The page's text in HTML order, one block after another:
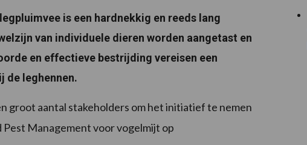
is een hardnekkig en reeds lang
van individuele dieren worden aangetast en
en effectieve bestrijding vereisen een
de leghennen.
groot aantal stakeholders om het initiatief te nemen
Management voor vogelmijt op